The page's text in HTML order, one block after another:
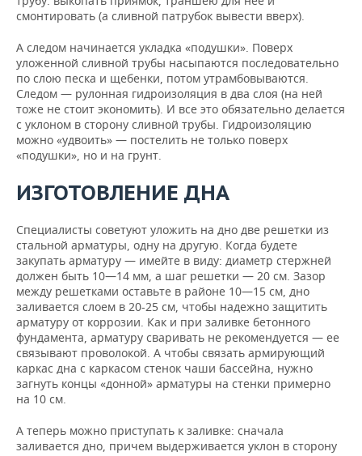
смонтировать (а сливной патрубок вывести вверх).
А следом начинается укладка «подушки». Поверх
уложенной сливной трубы насыпаются последовательно
по слою песка и щебенки, потом утрамбовываются.
Следом — рулонная гидроизоляция в два слоя (на ней
тоже не стоит экономить). И все это обязательно делается
с уклоном в сторону сливной трубы. Гидроизоляцию
можно «удвоить» — постелить не только поверх
«подушки», но и на грунт.
ИЗГОТОВЛЕНИЕ ДНА
Специалисты советуют уложить на дно две решетки из
стальной арматуры, одну на другую. Когда будете
закупать арматуру — имейте в виду: диаметр стержней
должен быть 10—14 мм, а шаг решетки — 20 см. Зазор
между решетками оставьте в районе 10—15 см, дно
заливается слоем в 20-25 см, чтобы надежно защитить
арматуру от коррозии. Как и при заливке бетонного
фундамента, арматуру сваривать не рекомендуется — ее
связывают проволокой. А чтобы связать армирующий
каркас дна с каркасом стенок чаши бассейна, нужно
загнуть концы «донной» арматуры на стенки примерно
на 10 см.
А теперь можно приступать к заливке: сначала
заливается дно, причем выдерживается уклон в сторону